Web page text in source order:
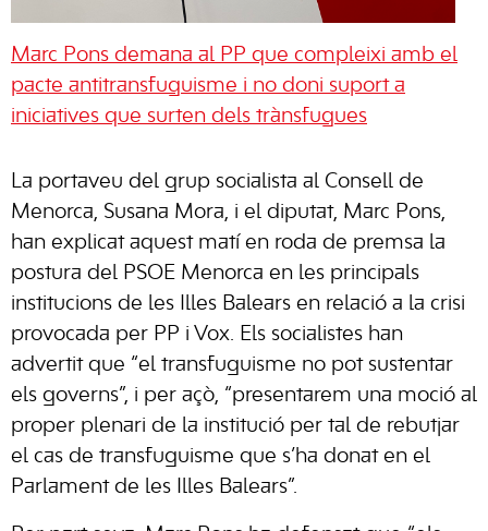
Marc Pons demana al PP que compleixi amb el
pacte antitransfuguisme i no doni suport a
iniciatives que surten dels trànsfugues
La portaveu del grup socialista al Consell de
Menorca, Susana Mora, i el diputat, Marc Pons,
han explicat aquest matí en roda de premsa la
postura del PSOE Menorca en les principals
institucions de les Illes Balears en relació a la crisi
provocada per PP i Vox. Els socialistes han
advertit que “el transfuguisme no pot sustentar
els governs”, i per açò, “presentarem una moció al
proper plenari de la institució per tal de rebutjar
el cas de transfuguisme que s’ha donat en el
Parlament de les Illes Balears”.